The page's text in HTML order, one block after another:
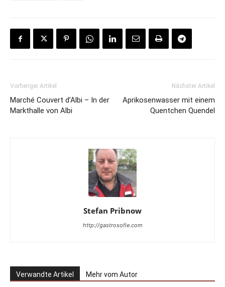
Vorheriger Artikel
Marché Couvert d’Albi – In der
Markthalle von Albi
Nächster Artikel
Aprikosenwasser mit einem
Quentchen Quendel
Stefan Pribnow
http://gastrosofie.com
Verwandte Artikel Mehr vom Autor